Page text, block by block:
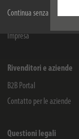
Continua senza accettare
Impresa
Rivenditori e aziende
B2B Portal
Contatto per le aziende
Questioni legali